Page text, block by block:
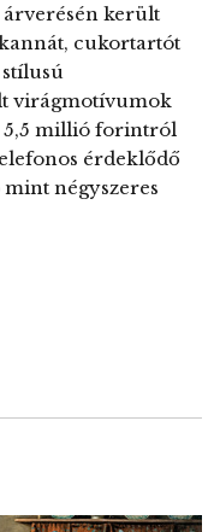
árverésén került
cukortartót
virágmotívumok
5,5 millió forintról
érdeklődő
négyszeres